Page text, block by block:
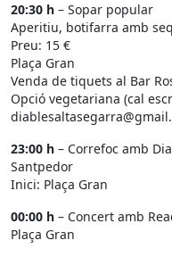
20:30 h – Sopar popular
Aperitiu, botifarra amb
Preu: 15 €
Plaça Gran
Venda de tiquets al Bar
Opció vegetariana (cal
23:00 h – Correfoc amb
Santpedor
Inici: Plaça Gran
00:00 h – Concert amb
Plaça Gran